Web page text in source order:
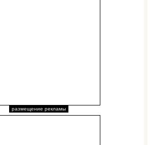
размещение рекламы